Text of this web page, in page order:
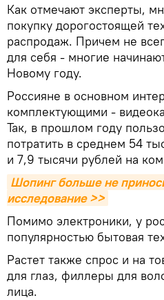
Как отмечают эксперты,
покупку дорогостоящей
распродаж. Причем не
для себя - многие
Новому году.
Россияне в основном
комплектующими -
Так, в прошлом году
потратить в среднем 54
и 7,9 тысячи рублей на
Шопинг больше не
исследование >>
Помимо электроники, у
популярностью бытовая
Растет также спрос и на
для глаз, филлеры для
лица.